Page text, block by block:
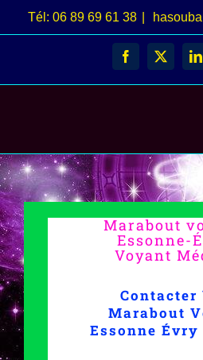
Passer
au
Tél: 06 89 69 61 38
Facebook
X
Marabout
Essonne-
Voyant
Contacter
Marabout
Essonne